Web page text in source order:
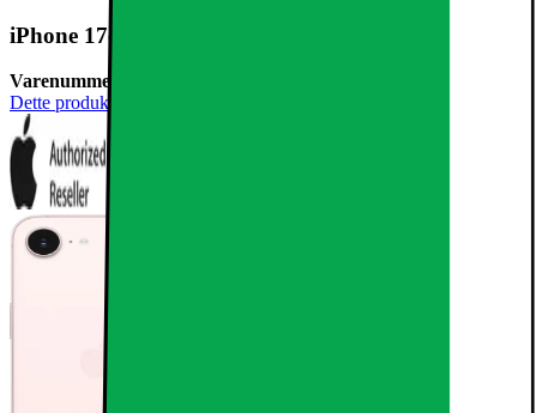
iPhone 17e smartphone 512GB Soft Pink
Varenummer:
Dette produkt er blevet bedømt til 3 ud af 5 stjerner.